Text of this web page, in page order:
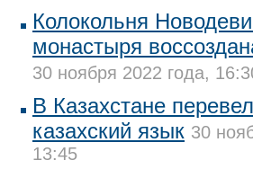
Колокольня
монастыря
30 ноября 2022 года,
В Казахстане
казахский язык 30
13:45